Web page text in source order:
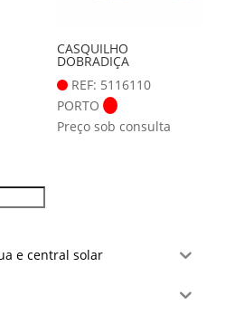
CASQUILHO
DOBRADIÇA
REF: 5116110
PORTO
Preço sob consulta
e central solar